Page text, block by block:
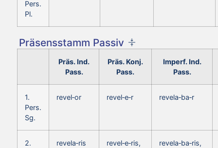
Pers.
Pl.
Präsensstamm Passiv
Präs. Ind.
Pass.
Präs. Konj.
Pass.
Imperf. Ind.
Pass.
1.
Pers.
Sg.
revel‑or revel‑e‑r revela‑ba‑r
2.
revela‑ris
revel‑e‑ris,
revela‑ba‑ris,